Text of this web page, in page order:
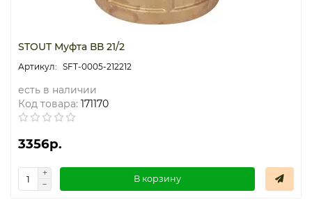
STOUT Муфта ВВ 21/2
SFT-0005-212212
есть в наличии
Код товара: 171170
3356р.
В корзину